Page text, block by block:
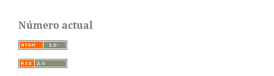
Número actual